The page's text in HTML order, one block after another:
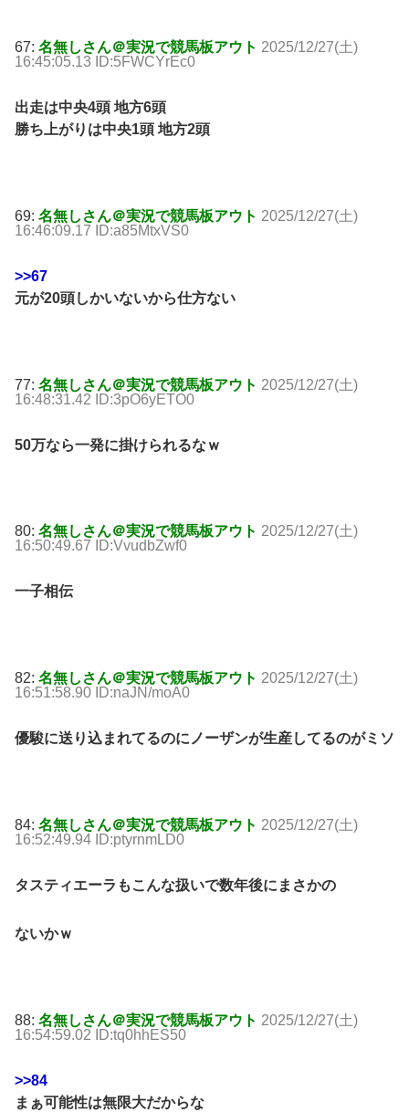
67: 名無しさん＠実況で競馬板アウト 2025/12/27(土)
16:45:05.13 ID:5FWCYrEc0
出走は中央4頭 地方6頭
勝ち上がりは中央1頭 地方2頭
69: 名無しさん＠実況で競馬板アウト 2025/12/27(土)
16:46:09.17 ID:a85MtxVS0
>>67
元が20頭しかいないから仕方ない
77: 名無しさん＠実況で競馬板アウト 2025/12/27(土)
16:48:31.42 ID:3pO6yETO0
50万なら一発に掛けられるなｗ
80: 名無しさん＠実況で競馬板アウト 2025/12/27(土)
16:50:49.67 ID:VvudbZwf0
一子相伝
82: 名無しさん＠実況で競馬板アウト 2025/12/27(土)
16:51:58.90 ID:naJN/moA0
優駿に送り込まれてるのにノーザンが生産してるのがミソ
84: 名無しさん＠実況で競馬板アウト 2025/12/27(土)
16:52:49.94 ID:ptyrnmLD0
タスティエーラもこんな扱いで数年後にまさかの
ないかｗ
88: 名無しさん＠実況で競馬板アウト 2025/12/27(土)
16:54:59.02 ID:tq0hhES50
>>84
まぁ可能性は無限大だからな